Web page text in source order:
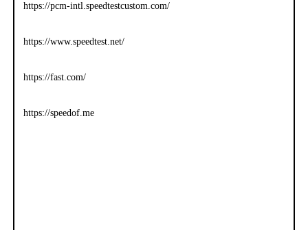
https://pcm-intl.speedtestcustom.com/
https://www.speedtest.net/
https://fast.com/
https://speedof.me